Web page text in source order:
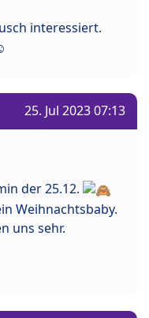
interessiert.
25. Jul 2023 07:13
der 25.12.
Weihnachtsbaby.
uns sehr.